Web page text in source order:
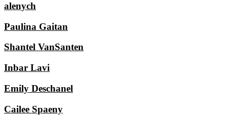
alenych
Paulina Gaitan
Shantel VanSanten
Inbar Lavi
Emily Deschanel
Cailee Spaeny